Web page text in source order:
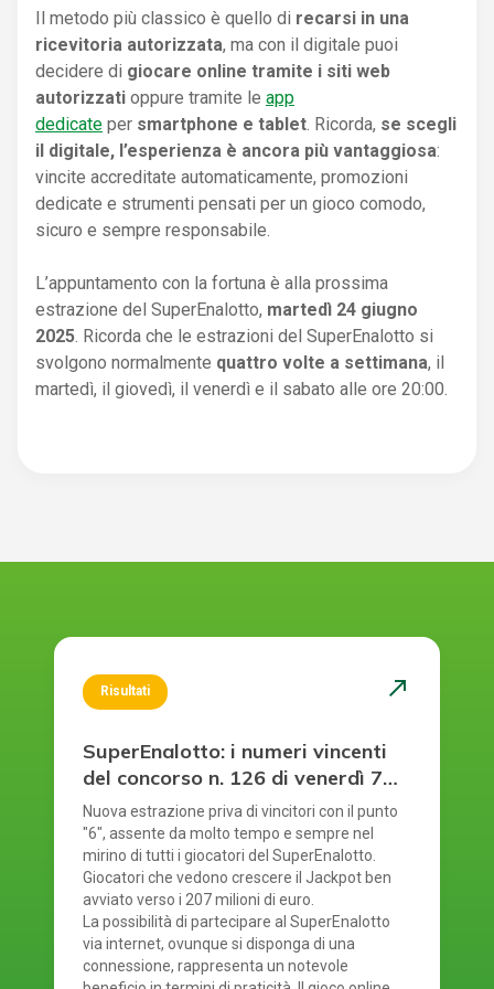
Il metodo più classico è quello di recarsi in una
ricevitoria autorizzata, ma con il digitale puoi
decidere di giocare online tramite i siti web
autorizzati oppure tramite le app
dedicate per smartphone e tablet . Ricorda, se scegli
il digitale, l’esperienza è ancora più vantaggiosa:
vincite accreditate automaticamente, promozioni
dedicate e strumenti pensati per un gioco comodo,
sicuro e sempre responsabile.
L’appuntamento con la fortuna è alla prossima
estrazione del SuperEnalotto, martedì 24 giugno
2025 . Ricorda che le estrazioni del SuperEnalotto si
svolgono normalmente quattro volte a settimana, il
martedì, il giovedì, il venerdì e il sabato alle ore 20:00.
Risultati north_east
SuperEnalotto: i numeri vincenti
del concorso n. 126 di venerdì 7
agosto 2026
Nuova estrazione priva di vincitori con il punto
"6", assente da molto tempo e sempre nel
mirino di tutti i giocatori del SuperEnalotto.
Giocatori che vedono crescere il Jackpot ben
avviato verso i 207 milioni di euro.
La possibilità di partecipare al SuperEnalotto
via internet, ovunque si disponga di una
connessione, rappresenta un notevole